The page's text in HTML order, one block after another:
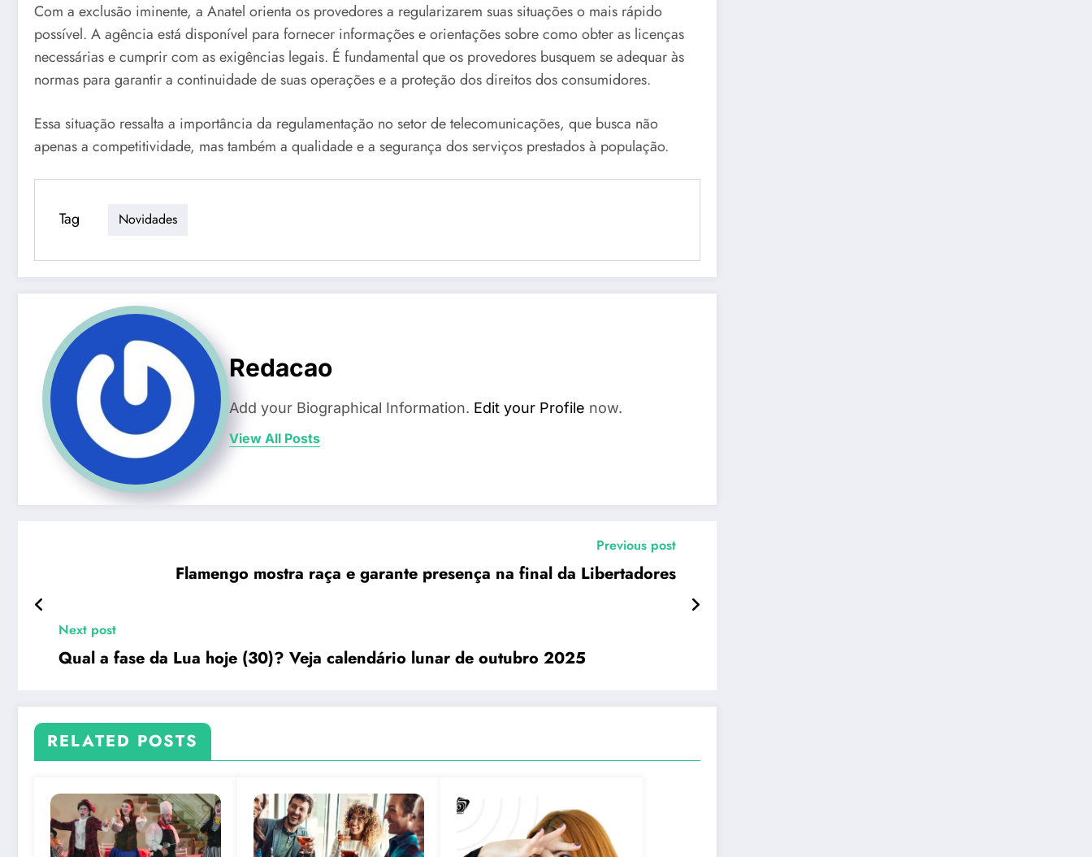
Com a exclusão iminente, a Anatel orienta os provedores a regularizarem suas situações o mais rápido
possível. A agência está disponível para fornecer informações e orientações sobre como obter as licenças
necessárias e cumprir com as exigências legais. É fundamental que os provedores busquem se adequar às
normas para garantir a continuidade de suas operações e a proteção dos direitos dos consumidores.
Essa situação ressalta a importância da regulamentação no setor de telecomunicações, que busca não
apenas a competitividade, mas também a qualidade e a segurança dos serviços prestados à população.
Tag Novidades
Redacao
Add your Biographical Information. Edit your Profile now.
View All Posts
Previous post
Flamengo mostra raça e garante presença na final da Libertadores
Next post
Qual a fase da Lua hoje (30)? Veja calendário lunar de outubro 2025
RELATED POSTS